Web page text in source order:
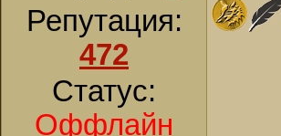
Репутация:
472
Статус:
Оффлайн